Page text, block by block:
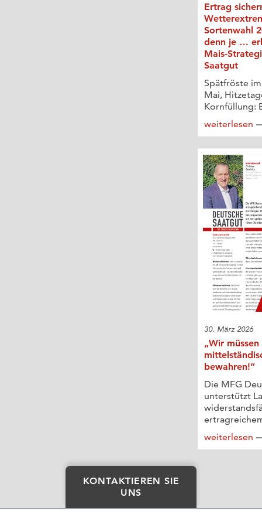
Ertrag
Sortenwahl
denn je …
Mais-
Saatgut
Spätfröste
Mai,
Kornfüllung:
weiterlesen
30. März 2026
„Wir
bewahren!“
Die MFG
unterstützt
weiterlesen
KONTAKTIEREN SIE
UNS